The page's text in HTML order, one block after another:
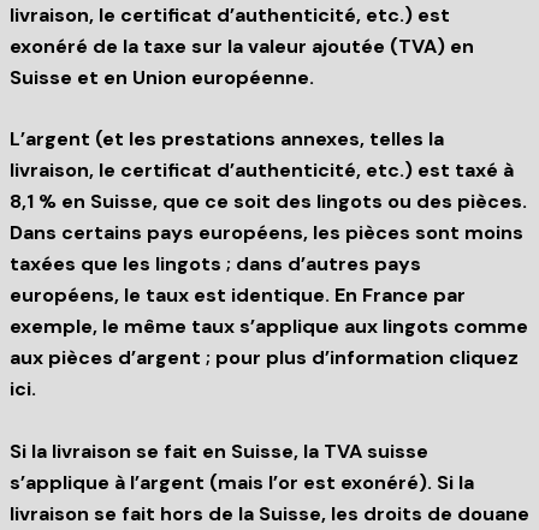
livraison, le certificat d’authenticité, etc.) est
exonéré de la taxe sur la valeur ajoutée (TVA) en
Suisse et en Union européenne.
L’argent (et les prestations annexes, telles la
livraison, le certificat d’authenticité, etc.) est taxé à
8,1 % en Suisse, que ce soit des lingots ou des pièces.
Dans certains pays européens, les pièces sont moins
taxées que les lingots ; dans d’autres pays
européens, le taux est identique. En France par
exemple, le même taux s’applique aux lingots comme
aux pièces d’argent ; pour plus d’information cliquez
ici.
Si la livraison se fait en Suisse, la TVA suisse
s’applique à l’argent (mais l’or est exonéré). Si la
livraison se fait hors de la Suisse, les droits de douane